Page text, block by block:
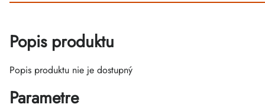
Popis produktu
Popis produktu nie je dostupný
Parametre